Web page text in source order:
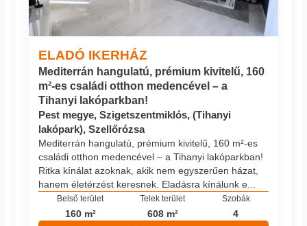
ELADÓ IKERHÁZ
Mediterrán hangulatú, prémium kivitelű, 160
m²-es családi otthon medencével – a
Tihanyi lakóparkban!
Pest megye, Szigetszentmiklós, (Tihanyi
lakópark), Szellőrózsa
Mediterrán hangulatú, prémium kivitelű, 160 m²-es
családi otthon medencével – a Tihanyi lakóparkban!
Ritka kínálat azoknak, akik nem egyszerűen házat,
hanem életérzést keresnek. Eladásra kínálunk e...
Belső terület
160 m²
Telek terület
608 m²
Szobák
4